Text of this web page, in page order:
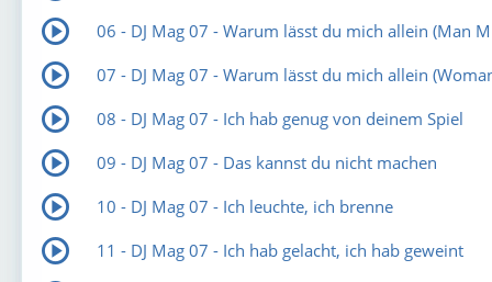
06 - DJ Mag 07 - Warum lässt du mich allein (Man
07 - DJ Mag 07 - Warum lässt du mich allein
08 - DJ Mag 07 - Ich hab genug von deinem Spiel
09 - DJ Mag 07 - Das kannst du nicht machen
10 - DJ Mag 07 - Ich leuchte, ich brenne
11 - DJ Mag 07 - Ich hab gelacht, ich hab geweint